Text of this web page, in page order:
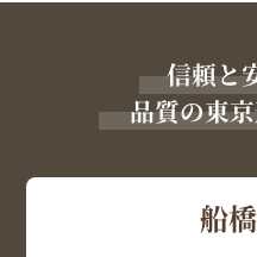
信頼と
品質の東
船